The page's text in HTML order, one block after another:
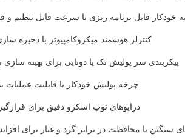
خودکار قابل برنامه ریزی با سرعت قابل تنظیم و
کنترلر هوشمند میکروکامپیوتر با ذخیره
پیکربندی سر پولیش تک یا دوتایی برای بهینه سازی
چرخه پولیش خودکار با قابلیت عملیات
درایوهای توپ اسکرو دقیق برای
سنگین با محافظت در برابر گرد و غبار برای